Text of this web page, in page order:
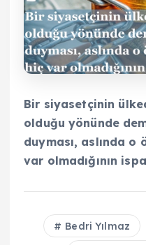
Bir siyasetçinin
olduğu yönünde
duyması, aslında
var olmadığının
Bedri Yılmaz